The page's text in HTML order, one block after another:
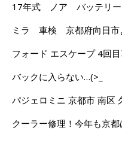
17年式 ノア バッテリー
ミラ 車検 京都府向日市
フォード エスケープ 4回
バックに入らない…(>_
パジェロミニ 京都市 南区
クーラー修理！今年も京